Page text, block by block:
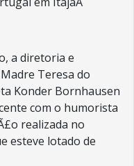
a diretoria e
Teresa do
Konder Bornhausen
com o humorista
realizada no
esteve lotado de